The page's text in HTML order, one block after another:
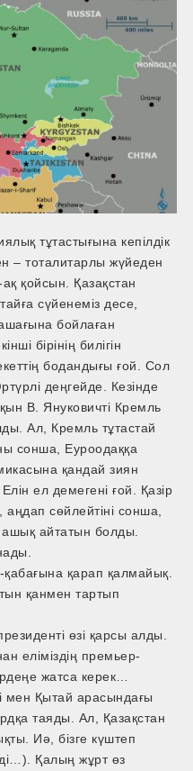
тұтастығына кепілдік
– тоталитарлы жүйеден
қойсын. Қазақстан
сүйенеміз десе,
бойлаған
бірінің билігін
бодандығы ғой. Сол
деңгейде. Кезінде
В. Януковичті Кремль
Ал, Кремль тұтастай
сонша, Еуроодаққа
қандай зиян
ел демегені ғой. Қазір
сөйлейтіні сонша,
ашық айтатын болды.
қарап қалмайық.
қанмен тартып
өзі қарсы алды.
еліміздің премьер-
жатса керек…
мен Қытай арасындағы
таяды. Ал, Қазақстан
Иә, бізге күштеп
Қалың жұрт өз